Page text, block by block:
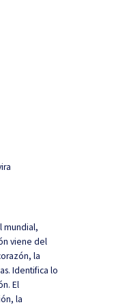
mundial,
viene del
la
Identifica lo
El
la